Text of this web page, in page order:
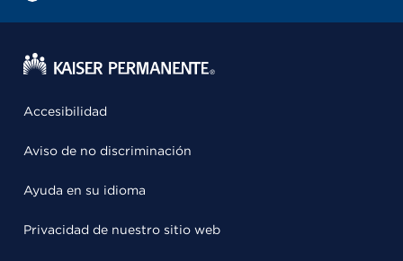
Accesibilidad
Aviso de no discriminación
Ayuda en su idioma
Privacidad de nuestro sitio web